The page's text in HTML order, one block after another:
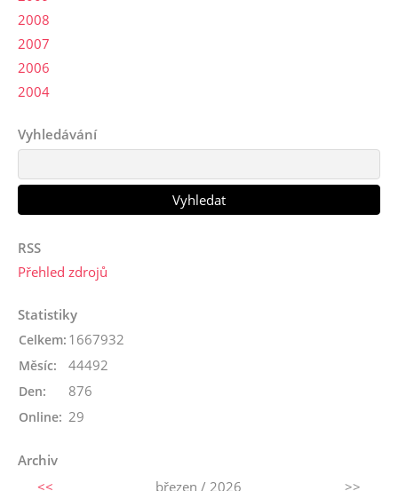
2008
2007
2006
2004
Vyhledávání
RSS
Přehled zdrojů
Statistiky
Online: 29
Celkem: 1667932
Měsíc: 44492
Den: 876
Archiv
<<
březen / 2026 >>